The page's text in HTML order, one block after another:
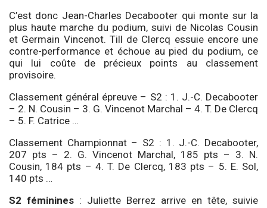
C’est donc Jean-Charles Decabooter qui monte sur la
plus haute marche du podium, suivi de Nicolas Cousin
et Germain Vincenot. Till de Clercq essuie encore une
contre-performance et échoue au pied du podium, ce
qui lui coûte de précieux points au classement
provisoire.
Classement général épreuve – S2 : 1. J.-C. Decabooter
– 2. N. Cousin – 3. G. Vincenot Marchal – 4. T. De Clercq
– 5. F. Catrice …
Classement Championnat – S2 : 1. J.-C. Decabooter,
207 pts – 2. G. Vincenot Marchal, 185 pts – 3. N.
Cousin, 184 pts – 4. T. De Clercq, 183 pts – 5. E. Sol,
140 pts …
S2 féminines : Juliette Berrez arrive en tête, suivie